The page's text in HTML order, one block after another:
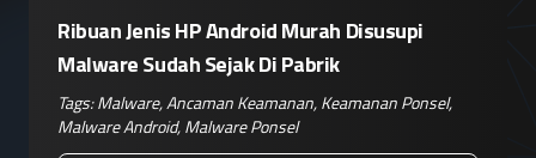
Ribuan Jenis HP Android Murah Disusupi
Malware Sudah Sejak Di Pabrik
Tags:Malware,Ancaman Keamanan,Keamanan Ponsel,
Malware Android,Malware Ponsel